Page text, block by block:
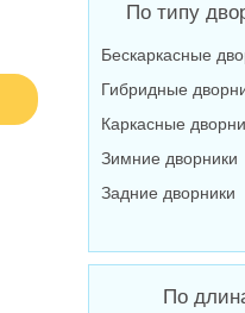
По типу
Бескаркасные
Гибридные
Каркасные
Зимние дворники
Задние дворники
По